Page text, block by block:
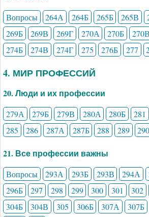
Вопросы 264А 264Б 265Б 265В
269Б
269В 269Г 270А 270Б 270В
274Б
274В 274Г 275 276Б 277
4. МИР ПРОФЕССИЙ
20. Люди и их профессии
279А 279Б 279В 280А 280Б 281
285
286 287А 287Б 288 289 290
21. Все профессии важны
Вопросы 293А 293Б 293В 294А
296Б
297 298 299 300 301 302
304Б
304В 305 306Б 307А 307Б